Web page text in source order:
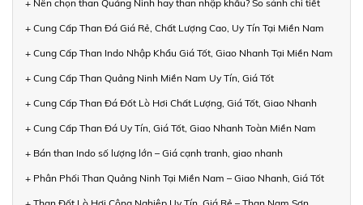
+ Nên chọn than Quảng Ninh hay than nhập khẩu? So sánh chi tiết
+ Cung Cấp Than Đá Giá Rẻ, Chất Lượng Cao, Uy Tín Tại Miền Nam
+ Cung Cấp Than Indo Nhập Khẩu Giá Tốt, Giao Nhanh Tại Miền Nam
+ Cung Cấp Than Quảng Ninh Miền Nam Uy Tín, Giá Tốt
+ Cung Cấp Than Đá Đốt Lò Hơi Chất Lượng, Giá Tốt, Giao Nhanh
+ Cung Cấp Than Đá Uy Tín, Giá Tốt, Giao Nhanh Toàn Miền Nam
+ Bán than Indo số lượng lớn – Giá cạnh tranh, giao nhanh
+ Phân Phối Than Quảng Ninh Tại Miền Nam – Giao Nhanh, Giá Tốt